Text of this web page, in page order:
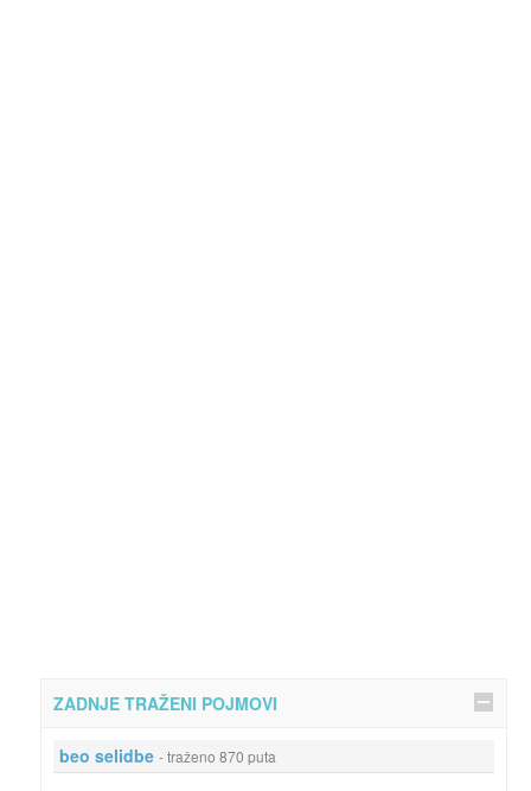
ZADNJE TRAŽENI POJMOVI
beo selidbe - traženo 870 puta